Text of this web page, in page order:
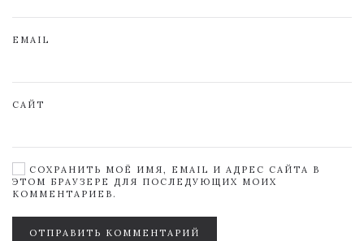
EMAIL
САЙТ
СОХРАНИТЬ МОЁ ИМЯ, EMAIL И АДРЕС САЙТА В
ЭТОМ БРАУЗЕРЕ ДЛЯ ПОСЛЕДУЮЩИХ МОИХ
КОММЕНТАРИЕВ.
ОТПРАВИТЬ КОММЕНТАРИЙ